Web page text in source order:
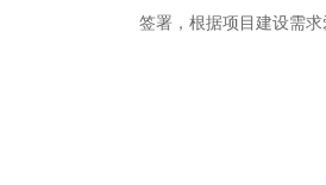
签署，根据项目建设需